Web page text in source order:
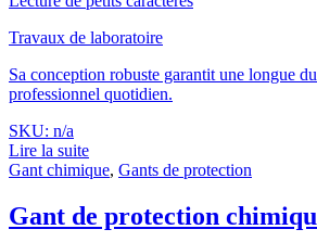
Travaux de laboratoire
Sa conception robuste garantit une longue
professionnel quotidien.
SKU: n/a
Lire la suite
Gant chimique, Gants de protection
Gant de protection